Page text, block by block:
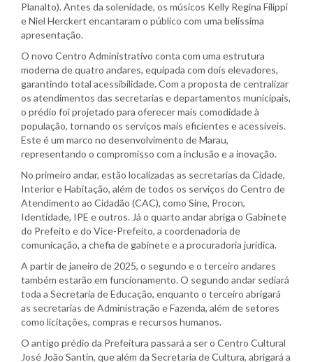
Planalto). Antes da solenidade, os músicos Kelly Regina Filippi
e Niel Herckert encantaram o público com uma belíssima
apresentação.
O novo Centro Administrativo conta com uma estrutura
moderna de quatro andares, equipada com dois elevadores,
garantindo total acessibilidade. Com a proposta de centralizar
os atendimentos das secretarias e departamentos municipais,
o prédio foi projetado para oferecer mais comodidade à
população, tornando os serviços mais eficientes e acessíveis.
Este é um marco no desenvolvimento de Marau,
representando o compromisso com a inclusão e a inovação.
No primeiro andar, estão localizadas as secretarias da Cidade,
Interior e Habitação, além de todos os serviços do Centro de
Atendimento ao Cidadão (CAC), como Sine, Procon,
Identidade, IPE e outros. Já o quarto andar abriga o Gabinete
do Prefeito e do Vice-Prefeito, a coordenadoria de
comunicação, a chefia de gabinete e a procuradoria jurídica.
A partir de janeiro de 2025, o segundo e o terceiro andares
também estarão em funcionamento. O segundo andar sediará
toda a Secretaria de Educação, enquanto o terceiro abrigará
as secretarias de Administração e Fazenda, além de setores
como licitações, compras e recursos humanos.
O antigo prédio da Prefeitura passará a ser o Centro Cultural
José João Santin, que além da Secretaria de Cultura, abrigará a